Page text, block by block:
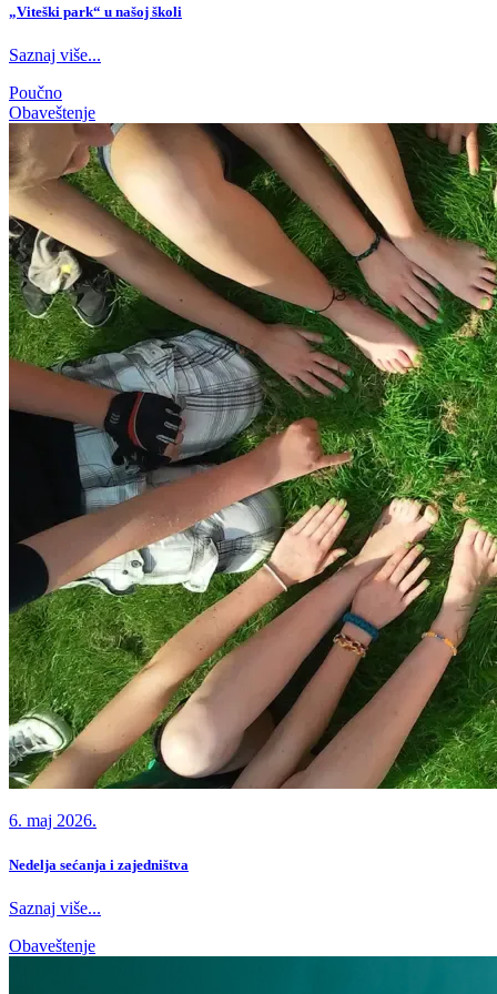
„Viteški park“ u našoj školi
Saznaj više...
Poučno
Obaveštenje
6. maj 2026.
Nedelja sećanja i zajedništva
Saznaj više...
Obaveštenje